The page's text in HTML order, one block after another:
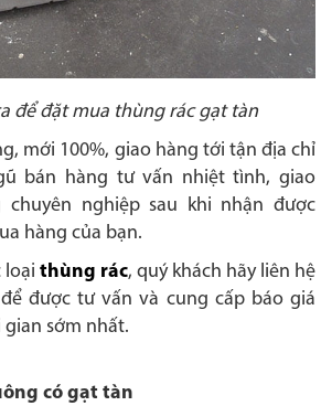
để đặt mua thùng rác gạt tàn
mới 100%, giao hàng tới tận địa chỉ
bán hàng tư vấn nhiệt tình, giao
chuyên nghiệp sau khi nhận được
hàng của bạn.
loại thùng rác, quý khách hãy liên hệ
được tư vấn và cung cấp báo giá
sớm nhất.
có gạt tàn